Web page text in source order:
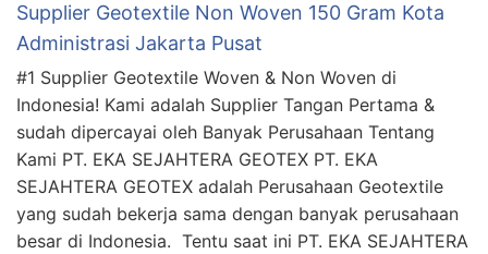
Supplier Geotextile Non Woven 150 Gram Kota
Administrasi Jakarta Pusat
#1 Supplier Geotextile Woven & Non Woven di
Indonesia! Kami adalah Supplier Tangan Pertama &
sudah dipercayai oleh Banyak Perusahaan Tentang
Kami PT. EKA SEJAHTERA GEOTEX PT. EKA
SEJAHTERA GEOTEX adalah Perusahaan Geotextile
yang sudah bekerja sama dengan banyak perusahaan
besar di Indonesia. Tentu saat ini PT. EKA SEJAHTERA